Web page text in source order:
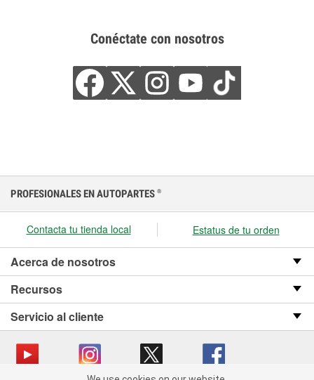
Conéctate con nosotros
PROFESIONALES EN AUTOPARTES ®
Contacta tu tienda local Estatus de tu orden
Acerca de nosotros
Recursos
Servicio al cliente